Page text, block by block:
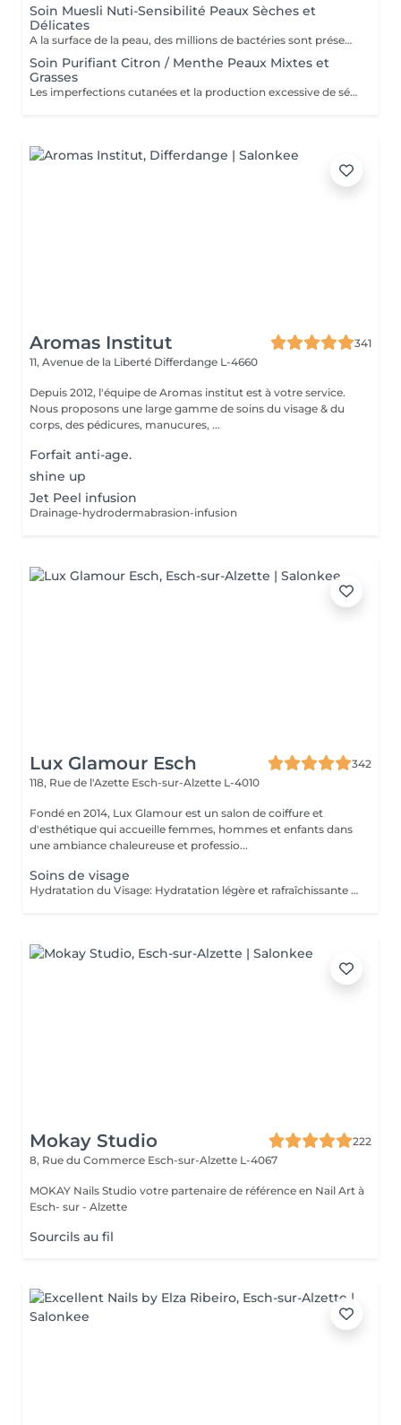
Soin Muesli Nuti-Sensibilité Peaux Sèches et
Délicates
A la surface de la peau, des millions de bactéries sont présentes naturellement et forment ce que l'on appelle le microbiome. Le déséquilibre de ce microbiome cutané peut être à l'origine de désagréments tels que les sensibilités et la peau sèche et agir comme un véritable agréssion. Notre solution pour rétablir cet équilibre repose sur 4 actions; minimiser les risques ,protéger ,traiter et normaliser gràce à l'extrait d'avoine bio, des probiotiques ,du miel et bien d'autres encore...
Soin Purifiant Citron / Menthe Peaux Mixtes et
Grasses
Les imperfections cutanées et la production excessive de sébum caractérisant les peaux grasses sont plus fréquentes chez les adolescents et les jeunes adultes. Mais certains facteurs peuvent favoriser la surproduction de sébum,, les imperfections ou encore la dilatation des pores à tous les âges. Action: A base de Citron et Menthe, Réduit la production de sébum, auto-purifie la peau et l'assainit tout en réduisant la taille des pores.
Aromas Institut
341
11, Avenue de la Liberté Differdange L-4660
Depuis 2012, l'équipe de Aromas institut est à votre service.
Nous proposons une large gamme de soins du visage & du
corps, des pédicures, manucures, ...
Forfait anti-age.
shine up
Jet Peel infusion
Drainage-hydrodermabrasion-infusion
Lux Glamour Esch
342
118, Rue de l'Azette Esch-sur-Alzette L-4010
Fondé en 2014, Lux Glamour est un salon de coiffure et
d'esthétique qui accueille femmes, hommes et enfants dans
une ambiance chaleureuse et professio...
Soins de visage
Hydratation du Visage: Hydratation légère et rafraîchissante pour préparer la peau à d'autres soins. Idéal pour nourrir et maintenir la peau souple, confortable et éclatante, sans extraction de points noirs ou blancs. Parfait pour un entretien régulier et une peau prête à recevoir des traitements plus profonds. Soin Visage: Nettoyage complet avec extraction des impuretés (points noirs et blancs). Ce soin revitalise et purifie la peau, laissant le visage propre, lumineux et équilibré. Soin Visage Profond: Traitement intensif avec laser PDT pour améliorer la pénétration des produits et stimuler la régénération de la peau. Résultat rapide et visible, idéal pour les besoins spécifiques ou pour un soin profondément revitalisant. Chaque soin est précédé d'un diagnostic personnalisé avec recommandation de produits adaptés à votre peau.
Mokay Studio
222
8, Rue du Commerce Esch-sur-Alzette L-4067
MOKAY Nails Studio votre partenaire de référence en Nail Art à
Esch- sur - Alzette
Sourcils au fil